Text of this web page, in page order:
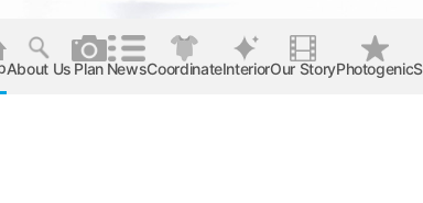
About Us Plan NewsCoordinateInteriorOur StoryPhotogenic